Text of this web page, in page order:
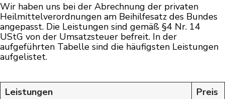
Wir haben uns bei der Abrechnung der privaten
Heilmittelverordnungen am Beihilfesatz des Bundes
angepasst. Die Leistungen sind gemäß §4 Nr. 14
UStG von der Umsatzsteuer befreit. In der
aufgeführten Tabelle sind die häufigsten Leistungen
aufgelistet.
Leistungen
Preis